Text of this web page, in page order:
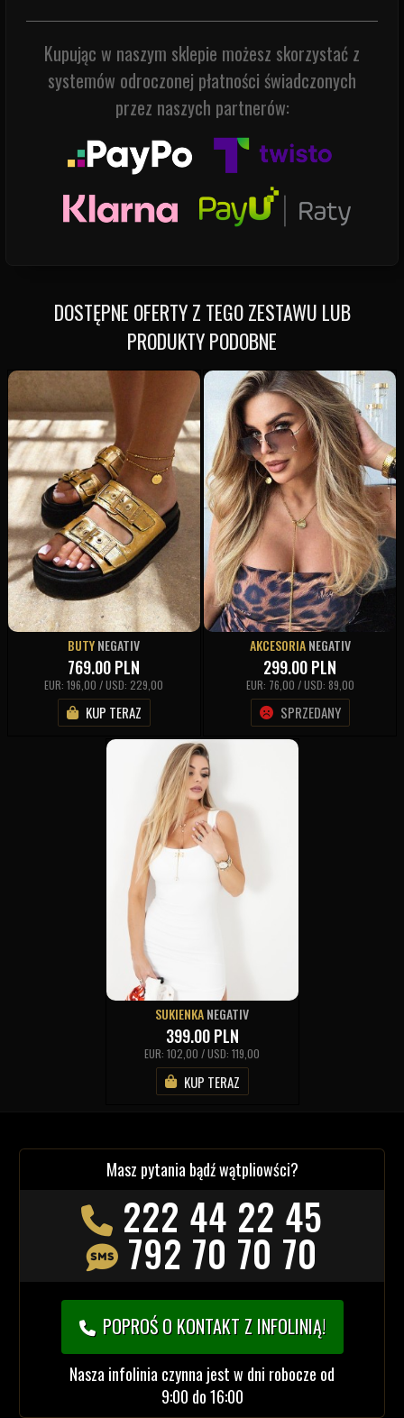
Kupując w naszym sklepie możesz skorzystać z
systemów odroczonej płatności świadczonych
przez naszych partnerów:
DOSTĘPNE OFERTY Z TEGO ZESTAWU LUB
PRODUKTY PODOBNE
BUTYNEGATIV
769.00PLN
EUR: 196,00 / USD: 229,00
KUP TERAZ
AKCESORIANEGATIV
299.00PLN
EUR: 76,00 / USD: 89,00
SPRZEDANY
SUKIENKANEGATIV
399.00PLN
EUR: 102,00 / USD: 119,00
KUP TERAZ
Masz pytania bądź wątpliowści?
222 44 22 45
792 70 70 70
POPROŚ O KONTAKT Z INFOLINIĄ!
Nasza infolinia czynna jest w dni robocze od
9:00 do 16:00